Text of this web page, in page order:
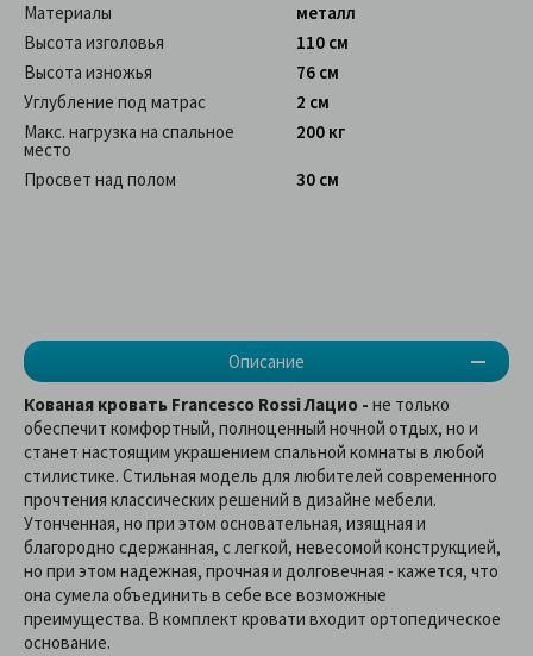
Описание
Материалы
металл
Высота изголовья
110 см
Высота изножья
76 см
Углубление под матрас
2 см
Макс. нагрузка на спальное
место
200 кг
Просвет над полом 30 см
Кованая кровать Francesco Rossi Лацио - не только
обеспечит комфортный, полноценный ночной отдых, но и
станет настоящим украшением спальной комнаты в любой
стилистике. Стильная модель для любителей современного
прочтения классических решений в дизайне мебели.
Утонченная, но при этом основательная, изящная и
благородно сдержанная, с легкой, невесомой конструкцией,
но при этом надежная, прочная и долговечная - кажется, что
она сумела объединить в себе все возможные
преимущества. В комплект кровати входит ортопедическое
основание.